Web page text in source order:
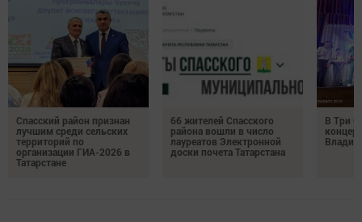
Спасский район признан
лучшим среди сельских
территорий по
организации ГИА-2026 в
Татарстане
66 жителей Спасского
района вошли в число
лауреатов Электронной
доски почета Татарстана
В Три